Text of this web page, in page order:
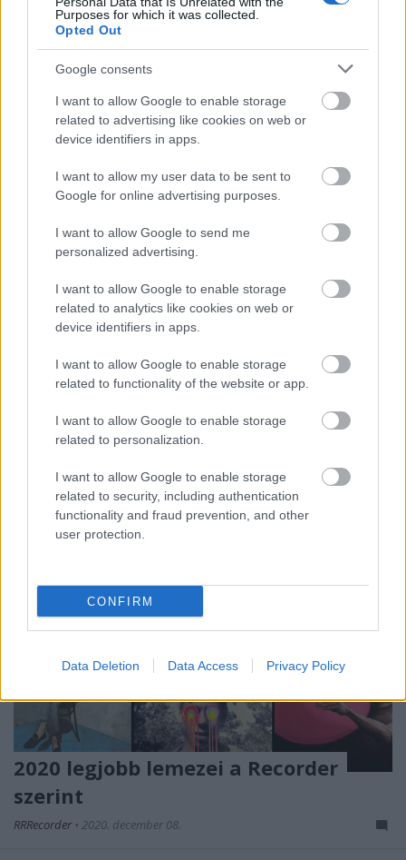
Purposes for which it was collected.
Opted Out
Google consents
I want to allow Google to enable storage
related to advertising like cookies on web or
device identifiers in apps.
I want to allow my user data to be sent to
Google for online advertising purposes.
I want to allow Google to send me
personalized advertising.
I want to allow Google to enable storage
related to analytics like cookies on web or
device identifiers in apps.
I want to allow Google to enable storage
related to functionality of the website or app.
I want to allow Google to enable storage
related to personalization.
I want to allow Google to enable storage
related to security, including authentication
functionality and fraud prevention, and other
user protection.
CONFIRM
Data Deletion Data Access Privacy Policy
Jövőre Bécsben koncertezik Bruce
srecorder•2022. május 24.
2023-ban világkörüli turnéra indul zenekarával és
átjön Európába is Bruce Springsteen. Magyar dátum
szokás szerint nincs az állomások között, de
szerencsére megint csak Bécsig kell utazni az
élményért.
2020 legjobb lemezei a Recorder
szerint
RRRecorder • 2020. december 08.